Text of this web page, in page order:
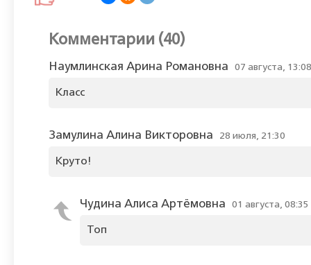
Комментарии (40)
Наумлинская Арина Романовна 07 августа, 13:08
Класс
Замулина Алина Викторовна 28 июля, 21:30
Круто!
Чудина Алиса Артёмовна 01 августа, 08:35
Топ